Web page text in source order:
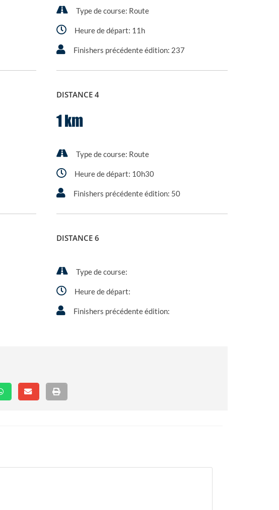
Type de course: Route
Heure de départ: 11h
Finishers précédente édition: 237
DISTANCE 4
1 km
Type de course: Route
Heure de départ: 10h30
Finishers précédente édition: 50
DISTANCE 6
Type de course:
Heure de départ:
Finishers précédente édition: